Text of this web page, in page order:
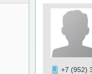
+7 (952)